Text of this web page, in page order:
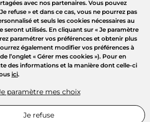
avec nos partenaires. Vous pouvez
refuse » et dans ce cas, vous ne pourrez pas
et seuls les cookies nécessaires au
seront utilisés. En cliquant sur « Je paramètre
paramétrer vos préférences et obtenir plus
également modifier vos préférences à
l’onglet « Gérer mes cookies »). Pour en
des informations et la manière dont celle-ci
ici.
paramètre mes choix
Je refuse